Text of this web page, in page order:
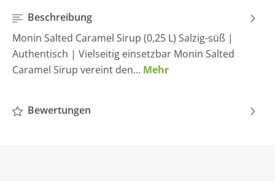
Beschreibung
Monin Salted Caramel Sirup (0,25 L) Salzig-süß |
Authentisch | Vielseitig einsetzbar Monin Salted
Caramel Sirup vereint den… Mehr
Bewertungen